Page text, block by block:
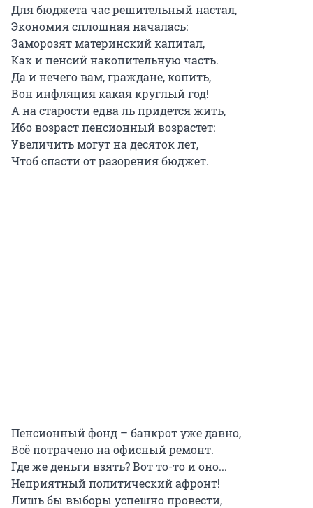
Для бюджета час решительный настал,
Экономия сплошная началась:
Заморозят материнский капитал,
Как и пенсий накопительную часть.
Да и нечего вам, граждане, копить,
Вон инфляция какая круглый год!
А на старости едва ль придется жить,
Ибо возраст пенсионный возрастет:
Увеличить могут на десяток лет,
Чтоб спасти от разорения бюджет.
Пенсионный фонд – банкрот уже давно,
Всё потрачено на офисный ремонт.
Где же деньги взять? Вот то-то и оно...
Неприятный политический афронт!
Лишь бы выборы успешно провести,